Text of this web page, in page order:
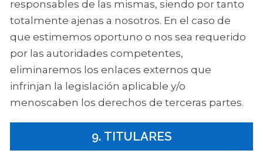
responsables de las mismas, siendo por tanto
totalmente ajenas a nosotros. En el caso de
que estimemos oportuno o nos sea requerido
por las autoridades competentes,
eliminaremos los enlaces externos que
infrinjan la legislación aplicable y/o
menoscaben los derechos de terceras partes.
9. TITULARES